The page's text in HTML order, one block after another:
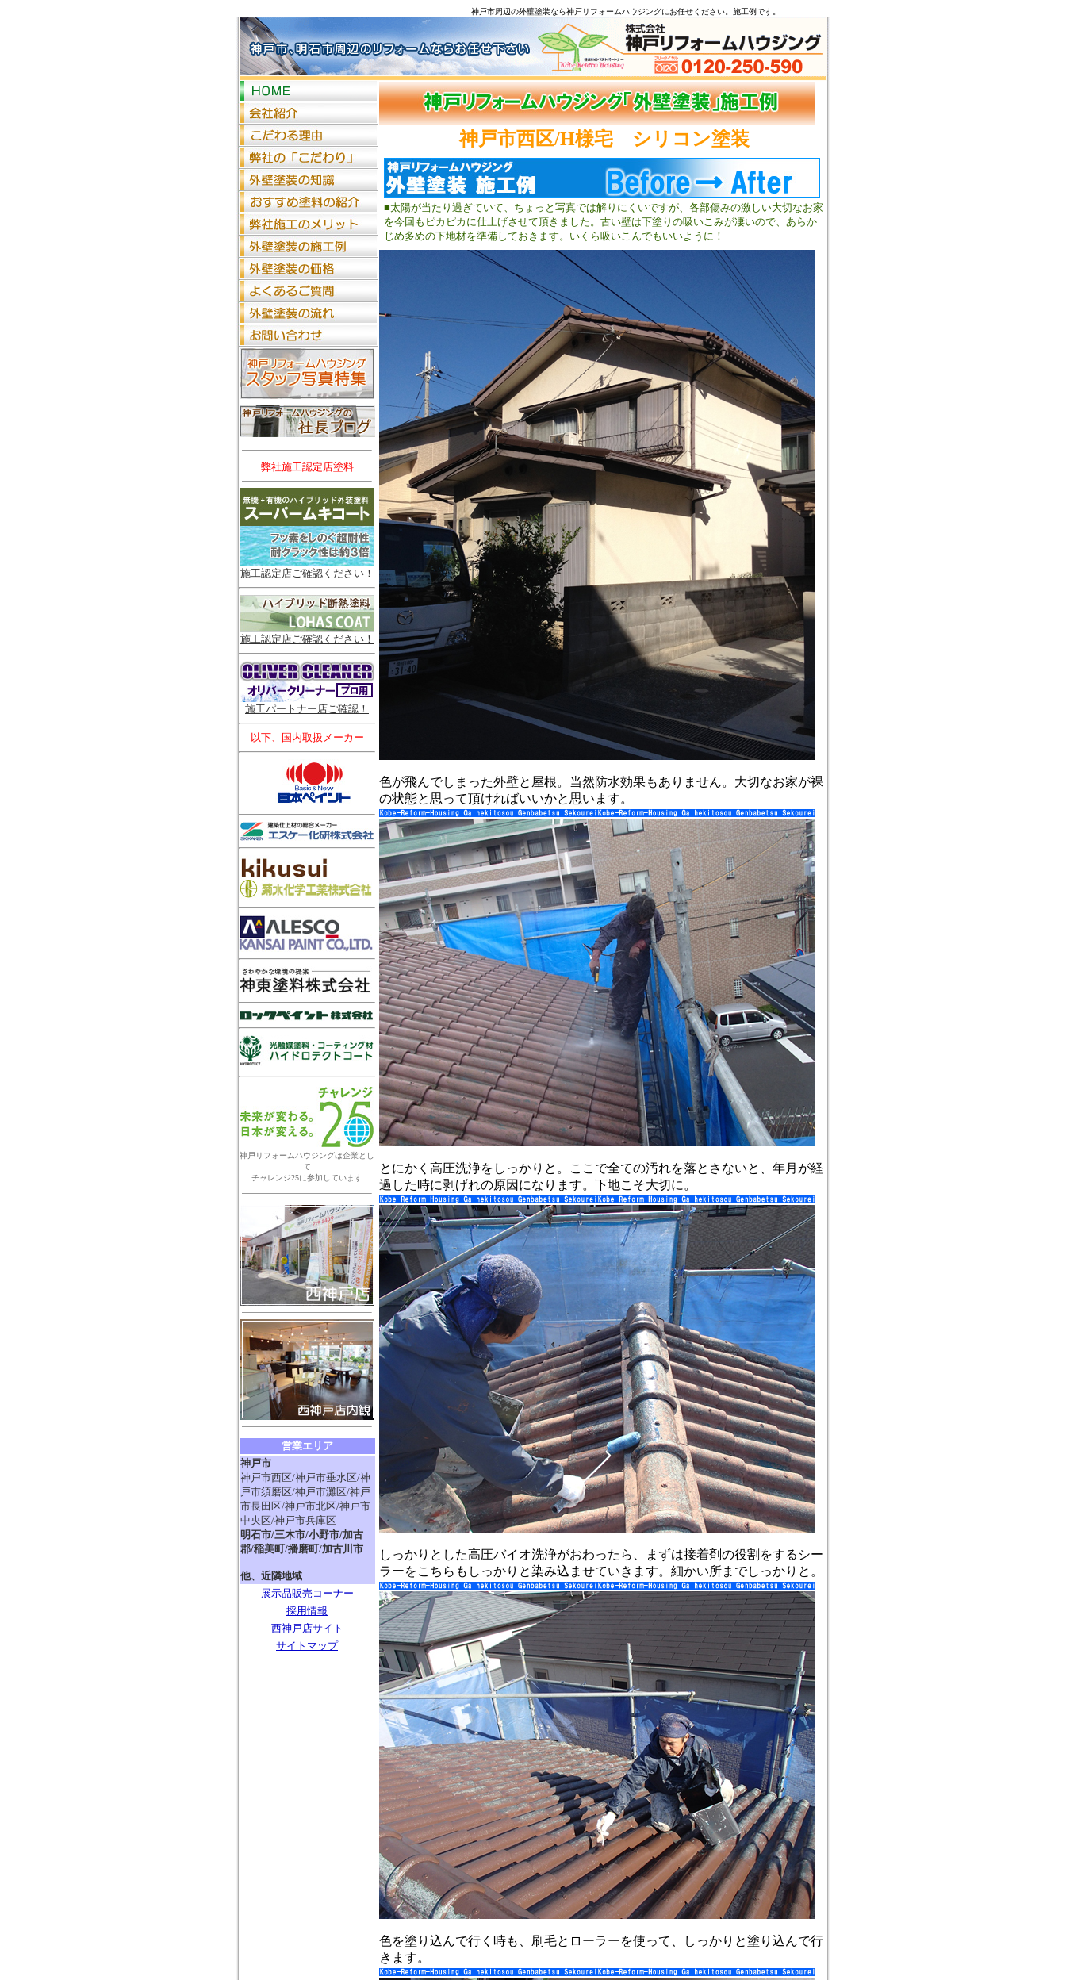
神戸市周辺の外壁塗装なら神戸リフォームハウジングにお任せください。施工例です。
弊社施工認定店塗料
施工認定店ご確認ください！
施工認定店ご確認ください！
施工パートナー店ご確認！
以下、国内取扱メーカー
神戸リフォームハウジングは企業とし
て
チャレンジ25に参加しています
営業エリア
神戸市
神戸市西区/神戸市垂水区/神
戸市須磨区/神戸市灘区/神戸
市長田区/神戸市北区/神戸市
中央区/神戸市兵庫区
明石市/三木市/小野市/加古
郡/稲美町/播磨町/加古川市
他、近隣地域
展示品販売コーナー
採用情報
西神戸店サイト
サイトマップ
神戸市西区/H様宅 シリコン塗装
■太陽が当たり過ぎていて、ちょっと写真では解りにくいですが、各部傷みの激しい大切なお家
を今回もピカピカに仕上げさせて頂きました。古い壁は下塗りの吸いこみが凄いので、あらか
じめ多めの下地材を準備しておきます。いくら吸いこんでもいいように！
色が飛んでしまった外壁と屋根。当然防水効果もありません。大切なお家が裸
の状態と思って頂ければいいかと思います。
とにかく高圧洗浄をしっかりと。ここで全ての汚れを落とさないと、年月が経
過した時に剥げれの原因になります。下地こそ大切に。
しっかりとした高圧バイオ洗浄がおわったら、まずは接着剤の役割をするシー
ラーをこちらもしっかりと染み込ませていきます。細かい所までしっかりと。
色を塗り込んで行く時も、刷毛とローラーを使って、しっかりと塗り込んで行
きます。